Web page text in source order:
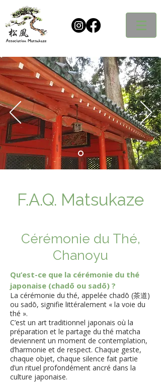
F.A.Q. Matsukaze
Cérémonie du Thé,
Chanoyu
Qu’est-ce que la cérémonie du thé
japonaise (chadō ou sadō) ?
La cérémonie du thé, appelée chadō (茶道)
ou sadō, signifie littéralement « la voie du
thé ».
C’est un art traditionnel japonais où la
préparation et le partage du thé matcha
deviennent un moment de contemplation,
d’harmonie et de respect. Chaque geste,
chaque objet, chaque silence fait partie
d’un rituel profondément ancré dans la
culture japonaise.